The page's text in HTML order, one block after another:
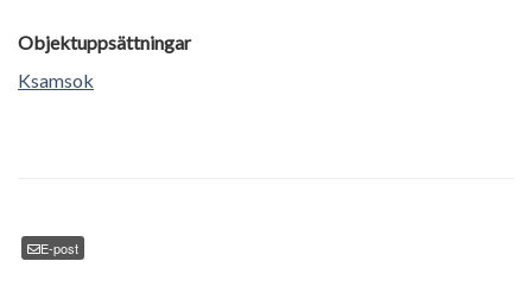
Objektuppsättningar
Ksamsok
E-post